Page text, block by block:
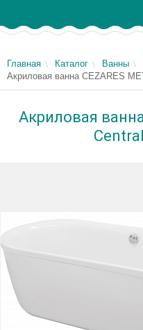
Главная Каталог Ванны
Акриловая ванна CEZARES
Акриловая ванна